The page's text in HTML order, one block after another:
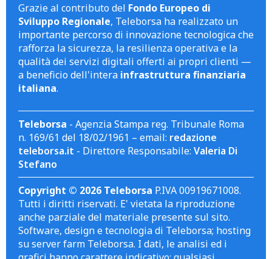
Grazie al contributo del Fondo Europeo di
Sviluppo Regionale, Teleborsa ha realizzato un
importante percorso di innovazione tecnologica che
rafforza la sicurezza, la resilienza operativa e la
qualità dei servizi digitali offerti ai propri clienti —
a beneficio dell'intera infrastruttura finanziaria
italiana.
Teleborsa - Agenzia Stampa reg. Tribunale Roma
n. 169/61 del 18/02/1961 – email: redazione
teleborsa.it - Direttore Responsabile: Valeria Di
Stefano
Copyright © 2026 Teleborsa P.IVA 00919671008.
Tutti i diritti riservati. E' vietata la riproduzione
anche parziale del materiale presente sul sito.
Software, design e tecnologia di Teleborsa; hosting
su server farm Teleborsa. I dati, le analisi ed i